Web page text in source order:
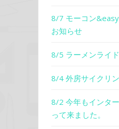
8/7 モーコン
お知らせ
8/5 ラーメンライ
8/4 外房サイクリ
8/2 今年もインタ
って来ました。